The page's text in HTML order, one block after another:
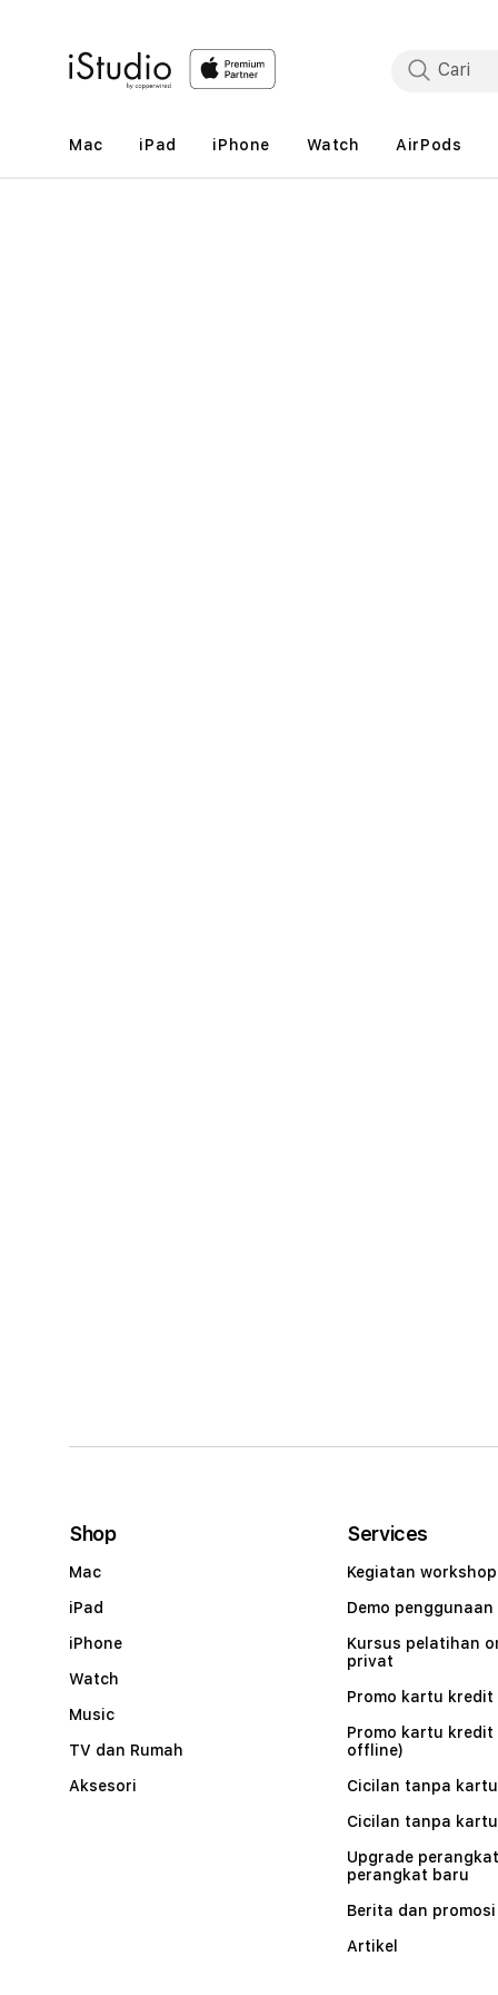
Mac iPad iPhone Watch AirPods
Shop
Mac
iPad
iPhone
Watch
Music
TV dan Rumah
Aksesori
Services
Kegiatan workshop
Demo penggunaan
Kursus pelatihan
privat
Promo kartu kredit
Promo kartu kredit
offline)
Cicilan tanpa
Cicilan tanpa
Upgrade
perangkat baru
Berita dan promosi
Artikel